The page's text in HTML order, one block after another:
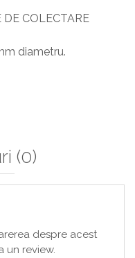
DE COLECTARE
diametru.
(0)
despre acest
un review.